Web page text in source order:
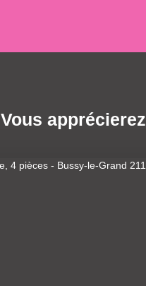
Vous apprécierez